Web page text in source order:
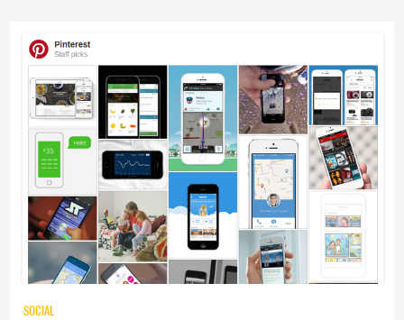
SOCIAL